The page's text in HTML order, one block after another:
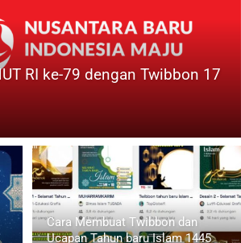
RI ke-79 dengan Twibbon 17
Cara Membuat Twibbon dan
Ucapan Tahun baru Islam 1445